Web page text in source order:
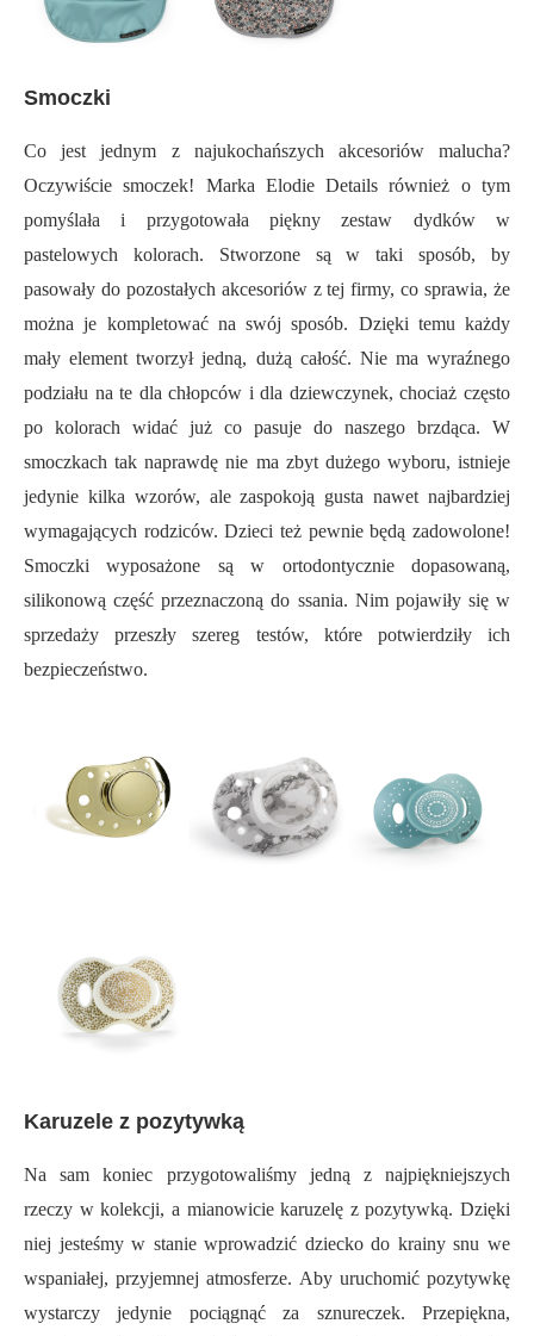
Smoczki
Co jest jednym z najukochańszych akcesoriów malucha?
Oczywiście smoczek! Marka Elodie Details również o tym
pomyślała i przygotowała piękny zestaw dydków w
pastelowych kolorach. Stworzone są w taki sposób, by
pasowały do pozostałych akcesoriów z tej firmy, co sprawia, że
można je kompletować na swój sposób. Dzięki temu każdy
mały element tworzył jedną, dużą całość. Nie ma wyraźnego
podziału na te dla chłopców i dla dziewczynek, chociaż często
po kolorach widać już co pasuje do naszego brzdąca. W
smoczkach tak naprawdę nie ma zbyt dużego wyboru, istnieje
jedynie kilka wzorów, ale zaspokoją gusta nawet najbardziej
wymagających rodziców. Dzieci też pewnie będą zadowolone!
Smoczki wyposażone są w ortodontycznie dopasowaną,
silikonową część przeznaczoną do ssania. Nim pojawiły się w
sprzedaży przeszły szereg testów, które potwierdziły ich
bezpieczeństwo.
Karuzele z pozytywką
Na sam koniec przygotowaliśmy jedną z najpiękniejszych
rzeczy w kolekcji, a mianowicie karuzelę z pozytywką. Dzięki
niej jesteśmy w stanie wprowadzić dziecko do krainy snu we
wspaniałej, przyjemnej atmosferze. Aby uruchomić pozytywkę
wystarczy jedynie pociągnąć za sznureczek. Przepiękna,